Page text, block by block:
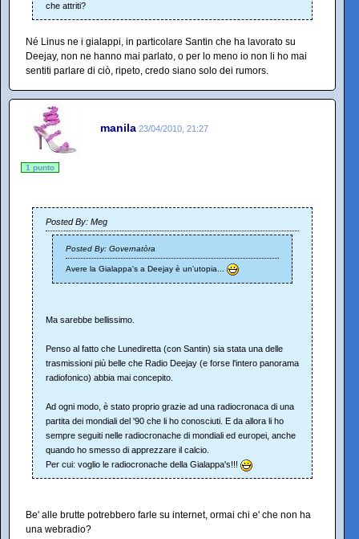
che attriti?
Né Linus ne i gialappi, in particolare Santin che ha lavorato su
Deejay, non ne hanno mai parlato, o per lo meno io non li ho mai
sentiti parlare di ciò, ripeto, credo siano solo dei rumors.
manila 23/04/2010, 21:27
1 punto
Posted By: Meg
Posted By: Governatòra
Avere la Gialappa's a Deejay è un'utopia...
Ma sarebbe bellissimo.
Penso al fatto che Lunediretta (con Santin) sia stata una delle
trasmissioni più belle che Radio Deejay (e forse l'intero panorama
radiofonico) abbia mai concepito.
Ad ogni modo, è stato proprio grazie ad una radiocronaca di una
partita dei mondiali del '90 che li ho conosciuti. E da allora li ho
sempre seguiti nelle radiocronache di mondiali ed europei, anche
quando ho smesso di apprezzare il calcio.
Per cui: voglio le radiocronache della Gialappa's!!!
Be' alle brutte potrebbero farle su internet, ormai chi e' che non ha
una webradio?